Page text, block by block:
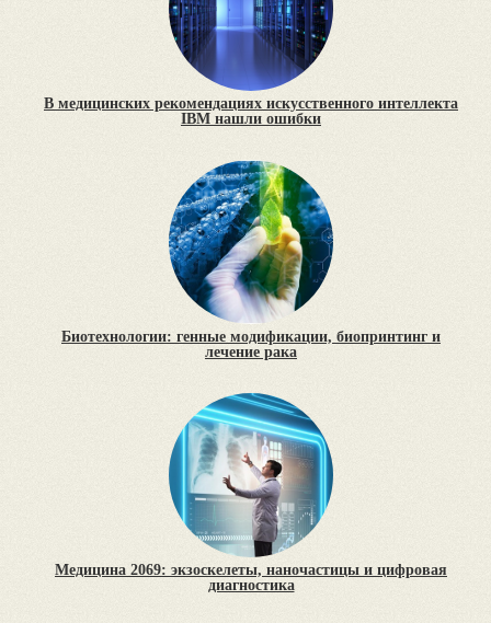
В медицинских рекомендациях искусственного интеллекта
IBM нашли ошибки
Биотехнологии: генные модификации, биопринтинг и
лечение рака
Медицина 2069: экзоскелеты, наночастицы и цифровая
диагностика